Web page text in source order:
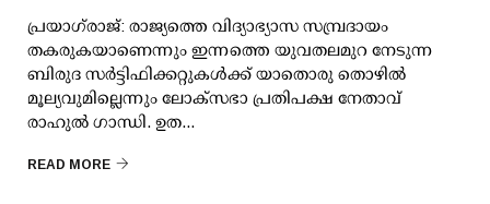
പ്രയാഗ്‌രാജ്: രാജ്യത്തെ വിദ്യാഭ്യാസ സമ്പ്രദായം
തകരുകയാണെന്നും ഇന്നത്തെ യുവതലമുറ നേടുന്ന
ബിരുദ സര്‍ട്ടിഫിക്കറ്റുകള്‍ക്ക് യാതൊരു തൊഴില്‍
മൂല്യവുമില്ലെന്നും ലോക്സഭാ പ്രതിപക്ഷ നേതാവ്
രാഹുല്‍ ഗാന്ധി. ഉത...
READ MORE